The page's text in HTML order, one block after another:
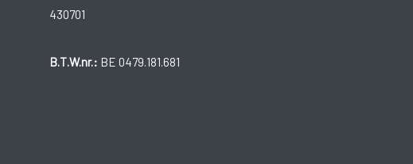
430701
B.T.W.nr.: BE 0479.181.681